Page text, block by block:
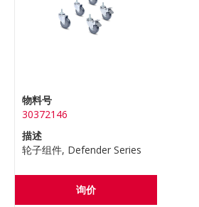
物料号
30372146
描述
轮子组件, Defender Series
询价